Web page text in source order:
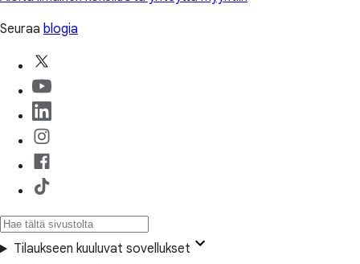
Seuraa blogia
Tilaukseen kuuluvat sovellukset